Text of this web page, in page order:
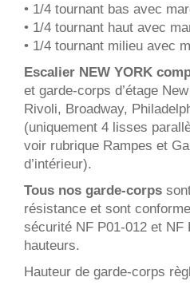
• 1/4 tournant bas avec
• 1/4 tournant haut avec
• 1/4 tournant milieu avec
Escalier NEW YORK
et garde-corps d’étage
Rivoli, Broadway,
(uniquement 4 lisses
voir rubrique Rampes et
d’intérieur).
Tous nos garde-corps
résistance et sont
sécurité NF P01-012 et NF
hauteurs.
Hauteur de garde-corps